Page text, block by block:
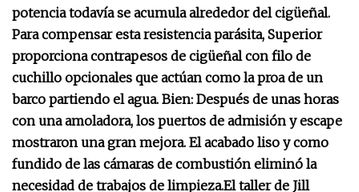
potencia todavía se acumula alrededor del cigüeñal.
Para compensar esta resistencia parásita, Superior
proporciona contrapesos de cigüeñal con filo de
cuchillo opcionales que actúan como la proa de un
barco partiendo el agua. Bien: Después de unas horas
con una amoladora, los puertos de admisión y escape
mostraron una gran mejora. El acabado liso y como
fundido de las cámaras de combustión eliminó la
necesidad de trabajos de limpieza.El taller de Jill